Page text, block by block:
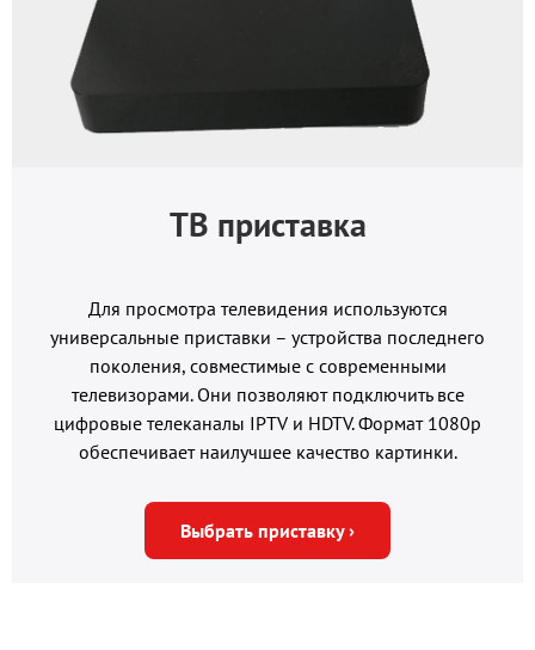
ТВ приставка
Для просмотра телевидения используются
универсальные приставки – устройства последнего
поколения, совместимые с современными
телевизорами. Они позволяют подключить все
цифровые телеканалы IPTV и HDTV. Формат 1080p
обеспечивает наилучшее качество картинки.
Выбрать приставку ›